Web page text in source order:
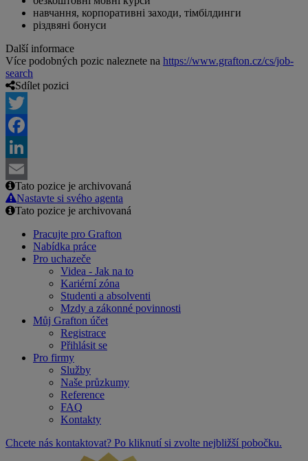
навчання, корпоративні заходи, тімбілдинги
різдвяні бонуси
Další informace
Více podobných pozic naleznete na https://www.grafton.cz/cs/job-
search
Sdílet pozici
Twitter
Facebook
LinkedIn
Email
Tato pozice je archivovaná
Nastavte si svého agenta
Tato pozice je archivovaná
Pracujte pro Grafton
Nabídka práce
Pro uchazeče
Videa - Jak na to
Kariérní zóna
Studenti a absolventi
Mzdy a zákonné povinnosti
Můj Grafton účet
Registrace
Přihlásit se
Pro firmy
Služby
Naše průzkumy
Reference
FAQ
Kontakty
Chcete nás kontaktovat? Po kliknutí si zvolte nejbližší pobočku.